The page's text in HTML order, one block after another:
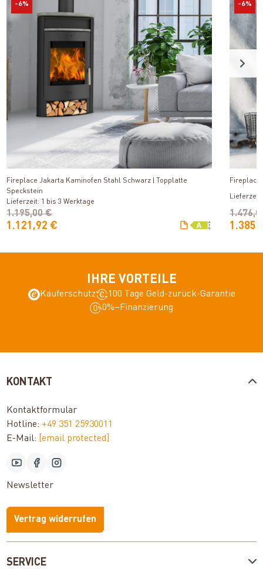
-6%
Produkt ansehen
Fireplace Jakarta Kaminofen Stahl Schwarz | Topplatte
Speckstein
Lieferzeit: 1 bis 3 Werktage
1.121,92 €
1.195,00 €
-6%
Fireplace
IHRE VORTEILE
Käuferschutz
100 Tage Geld-zurück-Garantie
0%–Finanzierung
SERVICE
KONTAKT
Kontaktformular
Hotline: +49 351 25930011
E-Mail: [email protected]
Newsletter
Vertrag widerrufen